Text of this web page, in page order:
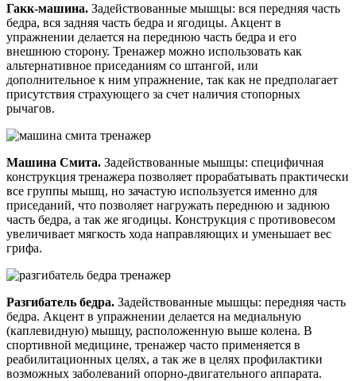
Гакк-машина. Задействованные мышцы: вся передняя часть
бедра, вся задняя часть бедра и ягодицы. Акцент в
упражнении делается на переднюю часть бедра и его
внешнюю сторону. Тренажер можно использовать как
альтернативное приседаниям со штангой, или
дополнительное к ним упражнение, так как не предполагает
присутствия страхующего за счет наличия стопорных
рычагов.
Машина Смита. Задействованные мышцы: специфичная
конструкция тренажера позволяет прорабатывать практически
все группы мышц, но зачастую используется именно для
приседаний, что позволяет нагружать переднюю и заднюю
часть бедра, а так же ягодицы. Конструкция с противовесом
увеличивает мягкость хода направляющих и уменьшает вес
грифа.
Разгибатель бедра. Задействованные мышцы: передняя часть
бедра. Акцент в упражнении делается на медиальную
(каплевидную) мышцу, расположенную выше колена. В
спортивной медицине, тренажер часто применяется в
реабилитационных целях, а так же в целях профилактики
возможных заболеваний опорно-двигательного аппарата.